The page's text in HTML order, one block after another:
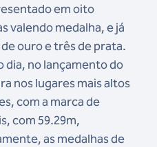
em oito
valendo medalha, e já
ouro e três de prata.
dia, no lançamento do
nos lugares mais altos
com a marca de
com 59.29m,
as medalhas de